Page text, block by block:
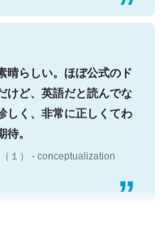
晴らしい。ほぼ公式のド
けど、英語だと読んでな
く、非常に正しくてわ
。
１） - conceptualization